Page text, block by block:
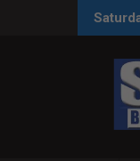
WPS O MAGBITIW
NA